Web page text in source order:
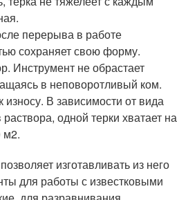
перерыва в работе
сохраняет свою форму.
Инструмент не обрастает
в неповоротливый ком.
износу. В зависимости от вида
одной терки хватает на
м2.
изготавливать из него
для работы с известковыми